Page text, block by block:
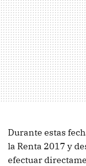
Durante estas
la Renta 2017 y
efectuar